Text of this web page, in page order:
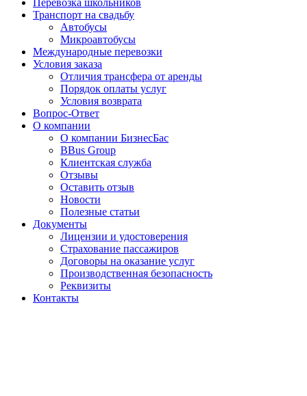
Перевозка школьников
Транспорт на свадьбу
Автобусы
Микроавтобусы
Международные перевозки
Условия заказа
Отличия трансфера от аренды
Порядок оплаты услуг
Условия возврата
Вопрос-Ответ
О компании
О компании БизнесБас
BBus Group
Клиентская служба
Отзывы
Оставить отзыв
Новости
Полезные статьи
Документы
Лицензии и удостоверения
Страхование пассажиров
Договоры на оказание услуг
Производственная безопасность
Реквизиты
Контакты